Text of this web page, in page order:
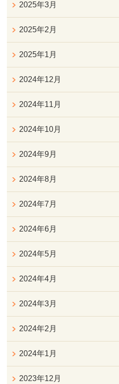
2025年3月
2025年2月
2025年1月
2024年12月
2024年11月
2024年10月
2024年9月
2024年8月
2024年7月
2024年6月
2024年5月
2024年4月
2024年3月
2024年2月
2024年1月
2023年12月